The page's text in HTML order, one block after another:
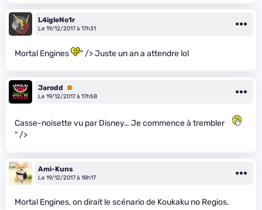
L4igleNo1r
Le 19/12/2017 à 17h31
Mortal Engines " /> Juste un an a attendre lol
Jarodd
Premium
Le 19/12/2017 à 17h58
Casse-noisette vu par Disney… Je commence à trembler
" />
Ami-Kuns
Le 19/12/2017 à 18h17
Mortal Engines, on dirait le scénario de Koukaku no Regios.